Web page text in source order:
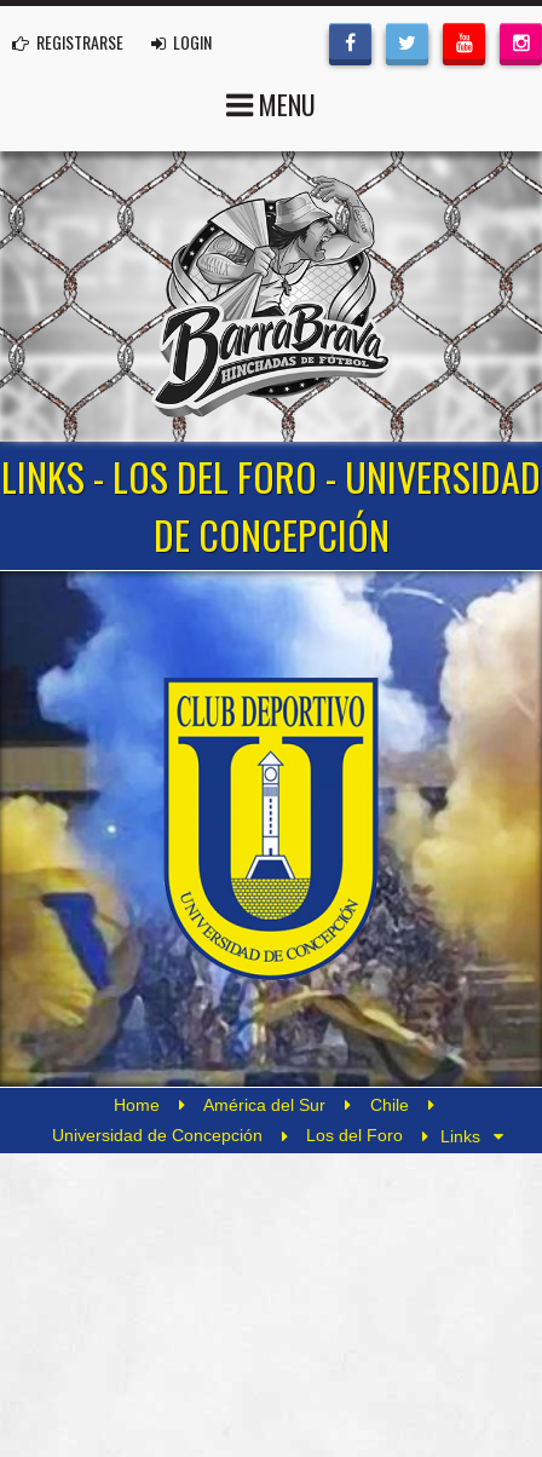
REGISTRARSE LOGIN
MENU
LINKS - LOS DEL FORO - UNIVERSIDAD
DE CONCEPCIÓN
Home América del Sur
Chile
Universidad de Concepción
Los del Foro Links